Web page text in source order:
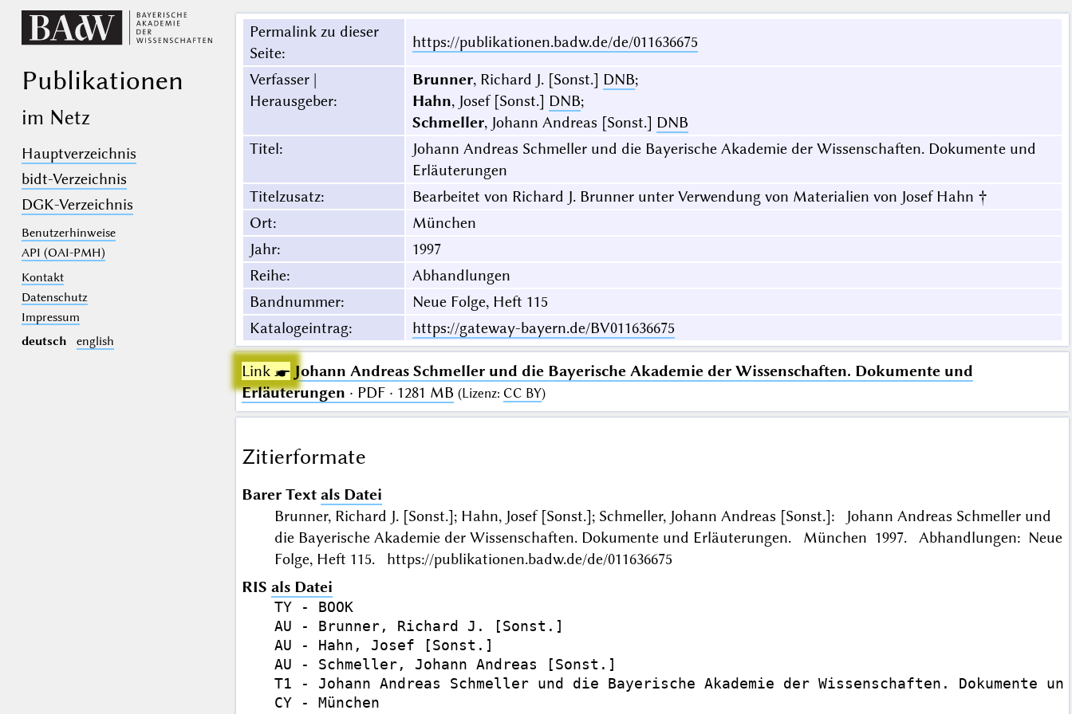
Publikationen
im Netz
Hauptverzeichnis
bidt-Verzeichnis
DGK-Verzeichnis
Benutzerhinweise
API (OAI-PMH)
Kontakt
Datenschutz
Impressum
deutsch
english
Permalink zu dieser
Seite:
https://publikationen.badw.de/de/011636675
Verfasser |
Herausgeber:
Brunner, Richard J. [Sonst.] DNB;
Hahn, Josef [Sonst.] DNB;
Schmeller, Johann Andreas [Sonst.] DNB
Titel:
Johann Andreas Schmeller und die Bayerische Akademie der Wissenschaften. Dokumente und
Erläuterungen
Titelzusatz:
Bearbeitet von Richard J. Brunner unter Verwendung von Materialien von Josef Hahn †
Ort:
München
Jahr:
1997
Reihe:
Abhandlungen
Bandnummer:
Neue Folge, Heft 115
Katalogeintrag: https://gateway-bayern.de/BV011636675
Link ☛ Johann Andreas Schmeller und die Bayerische Akademie der Wissenschaften. Dokumente und
Erläuterungen · PDF · 1281 MB (Lizenz: CC BY)
Zitierformate
Barer Text als Datei
Brunner, Richard J. [Sonst.]; Hahn, Josef [Sonst.]; Schmeller, Johann Andreas [Sonst.]: Johann Andreas Schmeller und
die Bayerische Akademie der Wissenschaften. Dokumente und Erläuterungen. München 1997. Abhandlungen: Neue
Folge, Heft 115. https://publikationen.badw.de/de/011636675
RIS als Datei
TY - BOOK
AU - Brunner, Richard J. [Sonst.]
AU - Hahn, Josef [Sonst.]
AU - Schmeller, Johann Andreas [Sonst.]
T1 - Johann Andreas Schmeller und die Bayerische Akademie der Wissenschaften. Dokumente
CY - München